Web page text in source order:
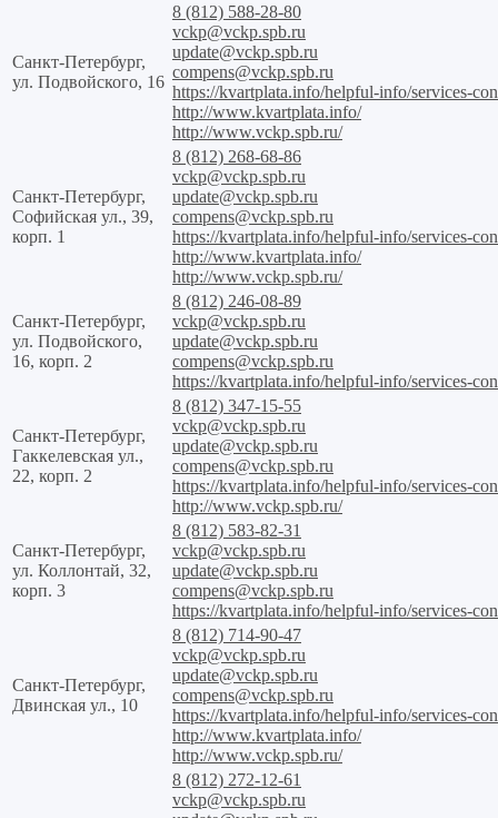
Санкт-Петербург,
ул. Подвойского, 16
8 (812) 588-28-80
vckp@vckp.spb.ru
update@vckp.spb.ru
compens@vckp.spb.ru
https://kvartplata.info/helpful-info/services-
http://www.kvartplata.info/
http://www.vckp.spb.ru/
Санкт-Петербург,
Софийская ул., 39,
корп. 1
8 (812) 268-68-86
vckp@vckp.spb.ru
update@vckp.spb.ru
compens@vckp.spb.ru
https://kvartplata.info/helpful-info/services-
http://www.kvartplata.info/
http://www.vckp.spb.ru/
Санкт-Петербург,
ул. Подвойского,
16, корп. 2
8 (812) 246-08-89
vckp@vckp.spb.ru
update@vckp.spb.ru
compens@vckp.spb.ru
https://kvartplata.info/helpful-info/services-
Санкт-Петербург,
Гаккелевская ул.,
22, корп. 2
8 (812) 347-15-55
vckp@vckp.spb.ru
update@vckp.spb.ru
compens@vckp.spb.ru
https://kvartplata.info/helpful-info/services-
http://www.vckp.spb.ru/
Санкт-Петербург,
ул. Коллонтай, 32,
корп. 3
8 (812) 583-82-31
vckp@vckp.spb.ru
update@vckp.spb.ru
compens@vckp.spb.ru
https://kvartplata.info/helpful-info/services-
Санкт-Петербург,
Двинская ул., 10
8 (812) 714-90-47
vckp@vckp.spb.ru
update@vckp.spb.ru
compens@vckp.spb.ru
https://kvartplata.info/helpful-info/services-
http://www.kvartplata.info/
http://www.vckp.spb.ru/
8 (812) 272-12-61
vckp@vckp.spb.ru